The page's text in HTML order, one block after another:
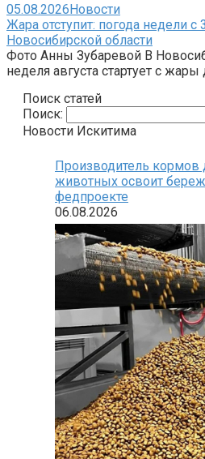
05.08.2026Новости
Жара отступит: погода недели с
Новосибирской области
Фото Анны Зубаревой В
неделя августа стартует с жары
Поиск статей
Поиск:
Новости Искитима
Производитель
животных освоит
федпроекте
06.08.2026